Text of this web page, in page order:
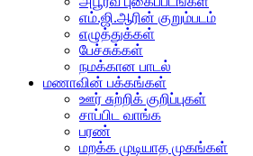
எம்.ஜி.ஆரின் குறும்படம்
எழுத்துக்கள்
பேச்சுக்கள்
நமக்கான பாடல்
மணாவின் பக்கங்கள்
ஊர் சுற்றிக் குறிப்புகள்
சாப்பிட வாங்க
பரண்
மறக்க முடியாத முகங்கள்